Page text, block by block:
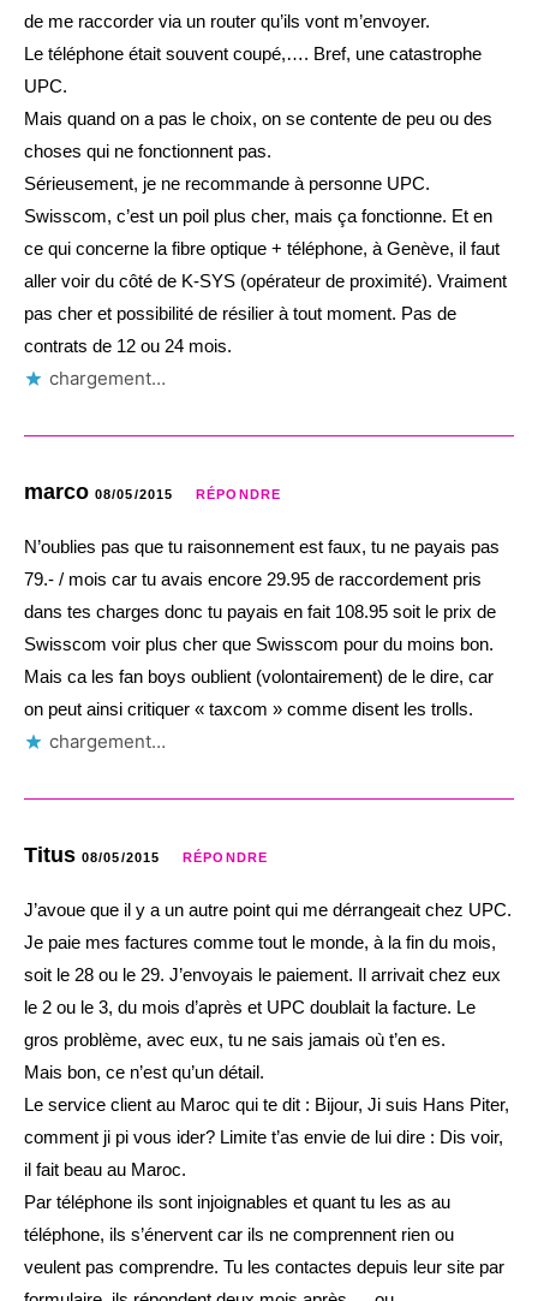
de me raccorder via un router qu’ils vont m’envoyer.
Le téléphone était souvent coupé,…. Bref, une catastrophe
UPC.
Mais quand on a pas le choix, on se contente de peu ou des
choses qui ne fonctionnent pas.
Sérieusement, je ne recommande à personne UPC.
Swisscom, c’est un poil plus cher, mais ça fonctionne. Et en
ce qui concerne la fibre optique + téléphone, à Genève, il faut
aller voir du côté de K-SYS (opérateur de proximité). Vraiment
pas cher et possibilité de résilier à tout moment. Pas de
contrats de 12 ou 24 mois.
chargement…
marco 08/05/2015 RÉPONDRE
N’oublies pas que tu raisonnement est faux, tu ne payais pas
79.- / mois car tu avais encore 29.95 de raccordement pris
dans tes charges donc tu payais en fait 108.95 soit le prix de
Swisscom voir plus cher que Swisscom pour du moins bon.
Mais ca les fan boys oublient (volontairement) de le dire, car
on peut ainsi critiquer « taxcom » comme disent les trolls.
chargement…
Titus 08/05/2015 RÉPONDRE
J’avoue que il y a un autre point qui me dérrangeait chez UPC.
Je paie mes factures comme tout le monde, à la fin du mois,
soit le 28 ou le 29. J’envoyais le paiement. Il arrivait chez eux
le 2 ou le 3, du mois d’après et UPC doublait la facture. Le
gros problème, avec eux, tu ne sais jamais où t’en es.
Mais bon, ce n’est qu’un détail.
Le service client au Maroc qui te dit : Bijour, Ji suis Hans Piter,
comment ji pi vous ider? Limite t’as envie de lui dire : Dis voir,
il fait beau au Maroc.
Par téléphone ils sont injoignables et quant tu les as au
téléphone, ils s’énervent car ils ne comprennent rien ou
veulent pas comprendre. Tu les contactes depuis leur site par